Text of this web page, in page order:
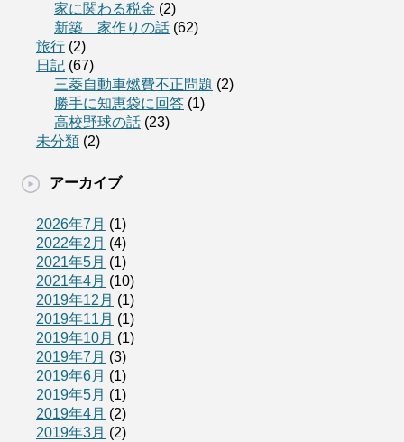
家に関わる税金 (2)
新築 家作りの話 (62)
旅行 (2)
日記 (67)
三菱自動車燃費不正問題 (2)
勝手に知恵袋に回答 (1)
高校野球の話 (23)
未分類 (2)
アーカイブ
2026年7月 (1)
2022年2月 (4)
2021年5月 (1)
2021年4月 (10)
2019年12月 (1)
2019年11月 (1)
2019年10月 (1)
2019年7月 (3)
2019年6月 (1)
2019年5月 (1)
2019年4月 (2)
2019年3月 (2)